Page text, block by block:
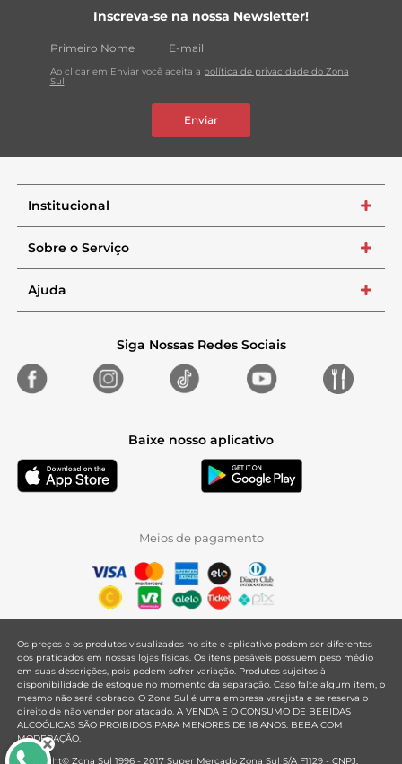
Inscreva-se na nossa Newsletter!
Ao clicar em Enviar você aceita a política de privacidade do Zona
Sul
Enviar
Institucional +
Sobre o Serviço +
Ajuda +
Siga Nossas Redes Sociais
Baixe nosso aplicativo
Meios de pagamento
Os preços e os produtos visualizados no site e aplicativo podem ser diferentes
dos praticados em nossas lojas físicas. Os itens pesáveis possuem peso médio
em suas descrições, pois podem sofrer variação. Produtos sujeitos à
disponibilidade de estoque no momento da separação. Caso falte algum item, o
mesmo não será cobrado. O Zona Sul é uma empresa varejista e se reserva o
direito de não vender por atacado. A VENDA E O CONSUMO DE BEBIDAS
ALCOÓLICAS SÃO PROIBIDOS PARA MENORES DE 18 ANOS. BEBA COM
MODERAÇÃO.
Copyright© Zona Sul 1996 - 2017 Super Mercado Zona Sul S/A F1129 - CNPJ: